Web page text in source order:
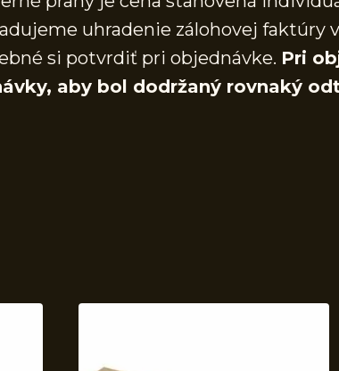
uhradenie zálohovej faktúry
si potvrdiť pri objednávke. Pri
aby bol dodržaný rovnaký